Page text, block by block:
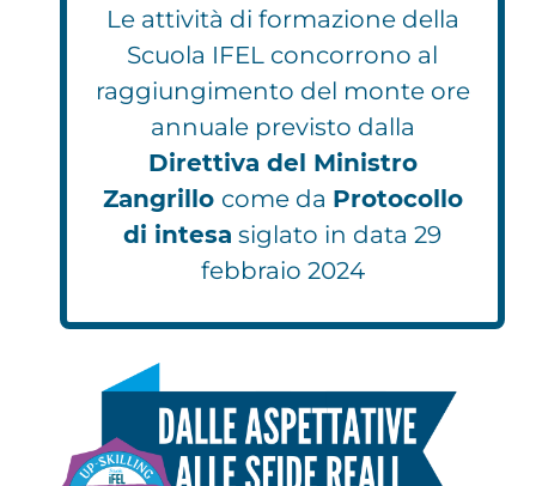
Le attività di formazione della
Scuola IFEL concorrono al
raggiungimento del monte ore
annuale previsto dalla
Direttiva del Ministro
Zangrillo come da Protocollo
di intesa siglato in data 29
febbraio 2024